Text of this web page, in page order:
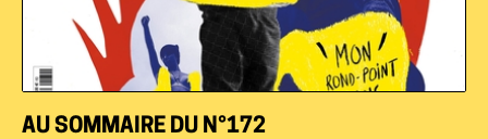
AU SOMMAIRE DU N°172